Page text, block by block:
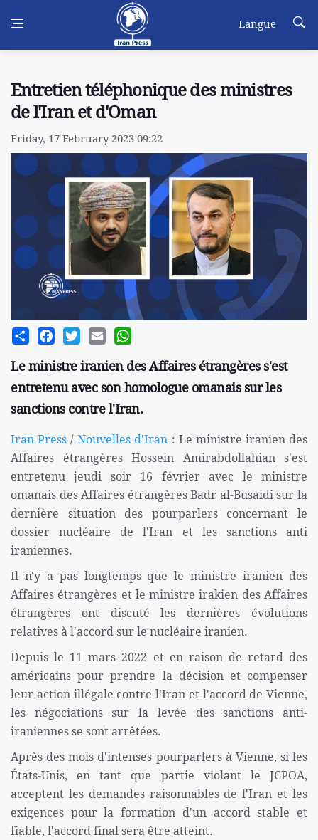
Langue
Entretien téléphonique des ministres
de l'Iran et d'Oman
Friday, 17 February 2023 09:22
Share FacebookTwitterEmail
Le ministre iranien des Affaires étrangères s'est
entretenu avec son homologue omanais sur les
sanctions contre l'Iran.
Iran Press /Nouvelles d'Iran : Le ministre iranien des
Affaires étrangères Hossein Amirabdollahian s'est
entretenu jeudi soir 16 février avec le ministre
omanais des Affaires étrangères Badr al-Busaidi sur la
dernière situation des pourparlers concernant le
dossier nucléaire de l'Iran et les sanctions anti
iraniennes.
Il n'y a pas longtemps que le ministre iranien des
Affaires étrangères et le ministre irakien des Affaires
étrangères ont discuté les dernières évolutions
relatives à l'accord sur le nucléaire iranien.
Depuis le 11 mars 2022 et en raison de retard des
américains pour prendre la décision et compenser
leur action illégale contre l'Iran et l'accord de Vienne,
les négociations sur la levée des sanctions anti-
iraniennes se sont arrêtées.
Après des mois d'intenses pourparlers à Vienne, si les
États-Unis, en tant que partie violant le JCPOA,
acceptent les demandes raisonnables de l'Iran et les
exigences pour la formation d'un accord stable et
fiable, l'accord final sera être atteint.